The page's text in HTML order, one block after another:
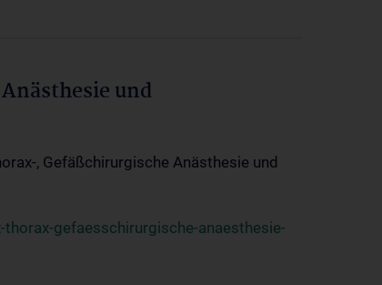
und
, Gefäßchirurgische Anästhesie und
gefaesschirurgische-anaesthesie-